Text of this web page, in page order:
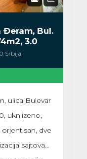
Đeram, Bul.
3.0
Srbija
ulica Bulevar
uknjizeno,
dve
sajtova…